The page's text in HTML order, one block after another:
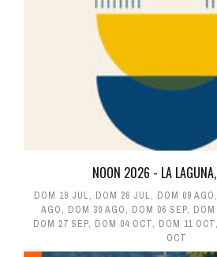
NOON 2026 - LA LAGUNA,
DOM 19 JUL, DOM 26 JUL, DOM 09 AGO,
AGO, DOM 30 AGO, DOM 06 SEP,
DOM 27 SEP, DOM 04 OCT, DOM 11 OCT,
OCT